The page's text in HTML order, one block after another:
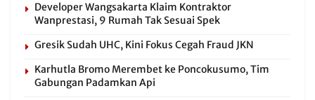
Developer Wangsakarta Klaim Kontraktor
Wanprestasi, 9 Rumah Tak Sesuai Spek
Gresik Sudah UHC, Kini Fokus Cegah Fraud JKN
Karhutla Bromo Merembet ke Poncokusumo, Tim
Gabungan Padamkan Api